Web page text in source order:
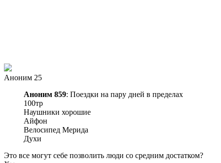
Аноним 25
Аноним 859: Поездки на пару дней в пределах
100тр
Наушники хорошие
Айфон
Велосипед Мерида
Духи
Это все могут себе позволить люди со средним достатком?